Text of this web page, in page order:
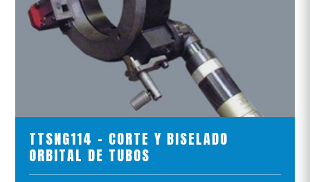
TTSNG114 - CORTE Y BISELADO
ORBITAL DE TUBOS
VER EL PRODUCTO